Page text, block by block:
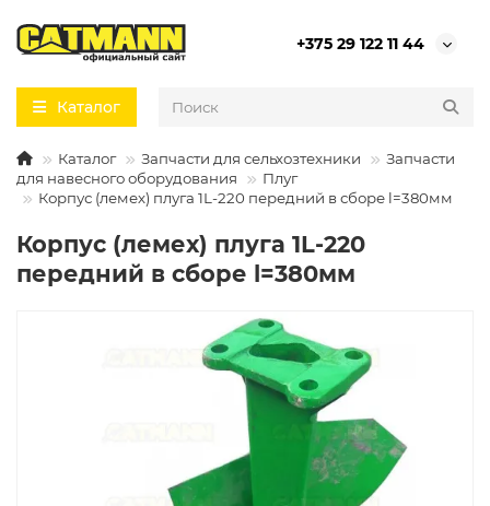
+375 29 122 11 44
Каталог
Каталог Запчасти для сельхозтехники
Запчасти
для навесного оборудования
Плуг
Корпус (лемех) плуга 1L-220 передний в сборе l=380мм
Корпус (лемех) плуга 1L-220
передний в сборе l=380мм